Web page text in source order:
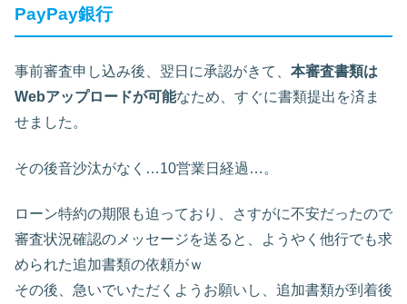
PayPay銀行
事前審査申し込み後、翌日に承認がきて、 本審査書類は
Webアップロードが可能なため、すぐに書類提出を済ま
せました。
その後音沙汰がなく…10営業日経過…。
ローン特約の期限も迫っており、さすがに不安だったので
審査状況確認のメッセージを送ると、ようやく他行でも求
められた追加書類の依頼がｗ
その後、急いでいただくようお願いし、追加書類が到着後